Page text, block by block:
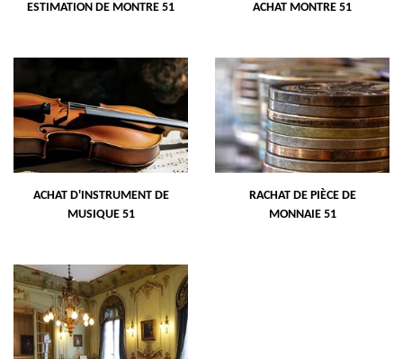
ESTIMATION DE MONTRE 51 ACHAT MONTRE 51
ACHAT D'INSTRUMENT DE
MUSIQUE 51
RACHAT DE PIÈCE DE
MONNAIE 51